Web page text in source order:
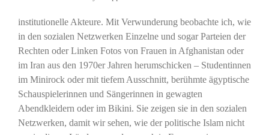
institutionelle Akteure. Mit Verwunderung beobachte ich, wie
in den sozialen Netzwerken Einzelne und sogar Parteien der
Rechten oder Linken Fotos von Frauen in Afghanistan oder
im Iran aus den 1970er Jahren herumschicken – Studentinnen
im Minirock oder mit tiefem Ausschnitt, berühmte ägyptische
Schauspielerinnen und Sängerinnen in gewagten
Abendkleidern oder im Bikini. Sie zeigen sie in den sozialen
Netzwerken, damit wir sehen, wie der politische Islam nicht